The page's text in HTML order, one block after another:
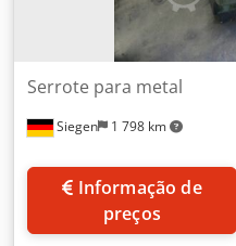
Siegen 1 798 km
Serrote para metal
preços